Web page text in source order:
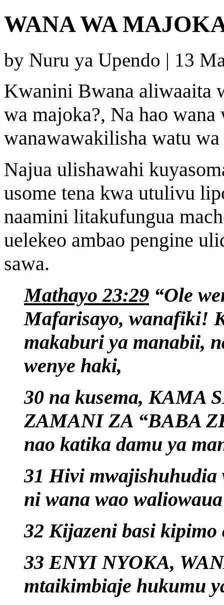
WANA WA
by Nuru ya Upendo | 13
Kwanini Bwana aliwaaita
wa majoka?, Na hao wana
wanawawakilisha watu wa
Najua ulishawahi
usome tena kwa utulivu
naamini litakufungua
uelekeo ambao pengine
sawa.
Mathayo 23:29 “Ole
Mafarisayo, wanafiki!
makaburi ya manabii,
wenye haki,
30 na kusema, KAMA
ZAMANI ZA “BABA
nao katika damu ya
31 Hivi mwajishuhudia
ni wana wao
32 Kijazeni basi kipimo
33 ENYI NYOKA,
mtaikimbiaje hukumu